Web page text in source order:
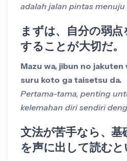
adalah jalan pintas menuju
まずは、自分の弱
することが大切だ。
Mazu wa, jibun no jakuten
suru koto ga taisetsu da.
Pertama-tama, penting
kelemahan diri sendiri
文法が苦手なら、基
を声に出して読むと